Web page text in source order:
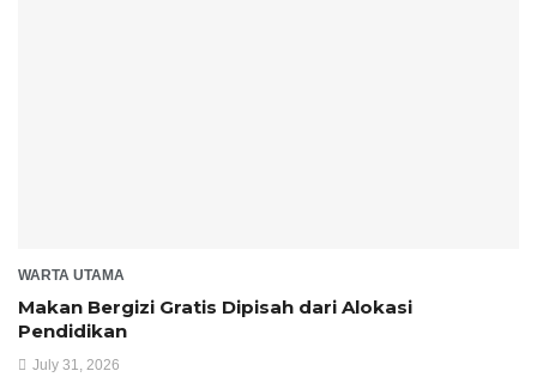
WARTA UTAMA
Makan Bergizi Gratis Dipisah dari Alokasi
Pendidikan
July 31, 2026